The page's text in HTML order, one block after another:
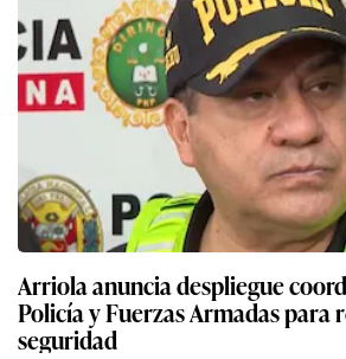
Arriola anuncia despliegue
Policía y Fuerzas Armadas para
seguridad